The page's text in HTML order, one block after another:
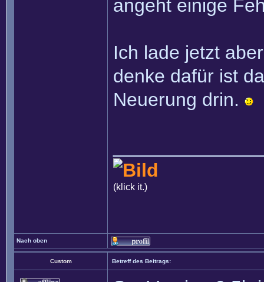
angeht einige
Ich lade jetzt
denke dafür ist
Neuerung drin.
(klick it.)
Nach oben
Custom Betreff des Beitrags: